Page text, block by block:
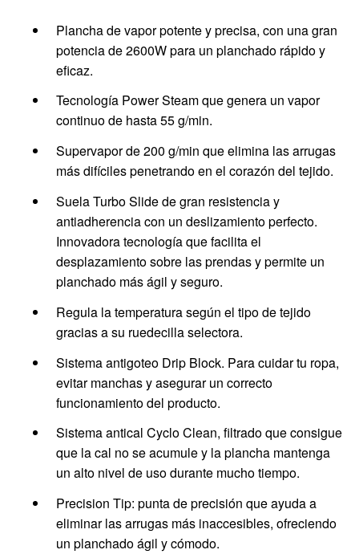
Plancha de vapor potente y precisa, con una gran
potencia de 2600W para un planchado rápido y
eficaz.
Tecnología Power Steam que genera un vapor
continuo de hasta 55 g/min.
Supervapor de 200 g/min que elimina las arrugas
más difíciles penetrando en el corazón del tejido.
Suela Turbo Slide de gran resistencia y
antiadherencia con un deslizamiento perfecto.
Innovadora tecnología que facilita el
desplazamiento sobre las prendas y permite un
planchado más ágil y seguro.
Regula la temperatura según el tipo de tejido
gracias a su ruedecilla selectora.
Sistema antigoteo Drip Block. Para cuidar tu ropa,
evitar manchas y asegurar un correcto
funcionamiento del producto.
Sistema antical Cyclo Clean, filtrado que consigue
que la cal no se acumule y la plancha mantenga
un alto nivel de uso durante mucho tiempo.
Precision Tip: punta de precisión que ayuda a
eliminar las arrugas más inaccesibles, ofreciendo
un planchado ágil y cómodo.